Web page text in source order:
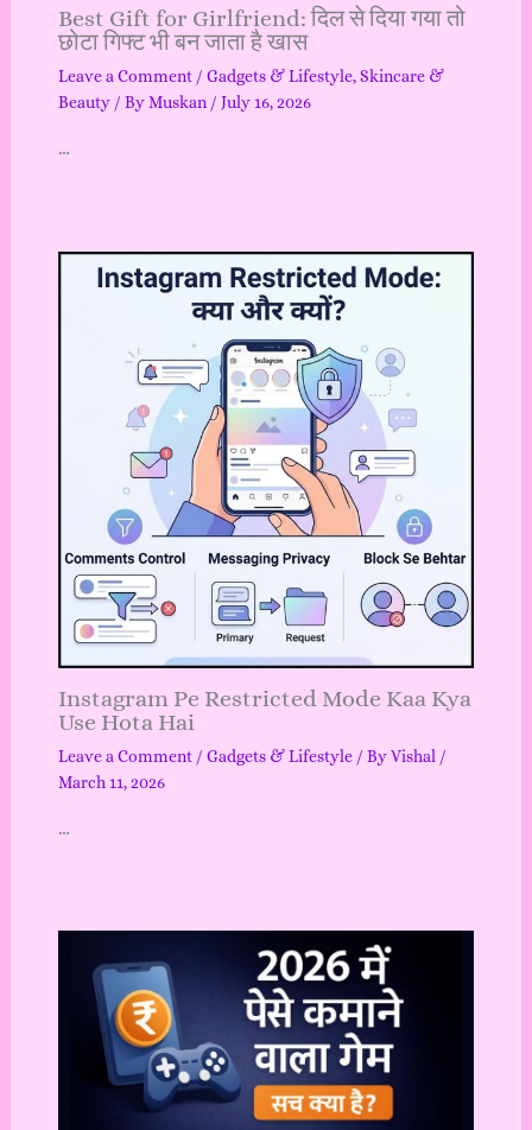
Best Gift for Girlfriend: दिल से दिया गया तो
छोटा गिफ्ट भी बन जाता है खास
Leave a Comment / Gadgets & Lifestyle,Skincare &
Beauty/ ByMuskan / July 16, 2026
…
Instagram Pe Restricted Mode Kaa Kya
Use Hota Hai
Leave a Comment / Gadgets & Lifestyle/ ByVishal /
March 11, 2026
…